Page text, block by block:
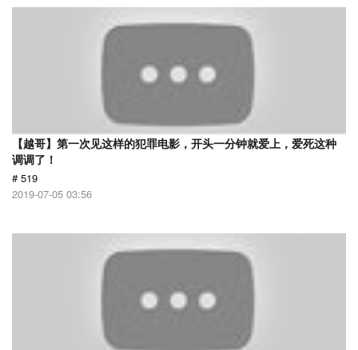
【越哥】第一次见这样的犯罪电影，开头一分钟就爱上，爱死这种
调调了！
# 519
2019-07-05 03:56